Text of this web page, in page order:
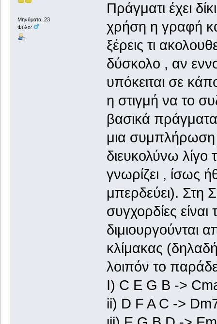
Μηνύματα: 23
Φύλο:
Πράγματι έχει
χρήση η γραφή
ξέρεις τι
δύσκολο , αν
υπόκειται σε
η στιγμή να το
βασικά
μια συμπλήρωση
διευκολύνω λίγο
γνωρίζει , ίσως
μπερδεύει). Στη
συγχορδίες
διμιουργούνται
κλίμακας
λοιπόν το
I) C E G B ->
ii) D F A C ->